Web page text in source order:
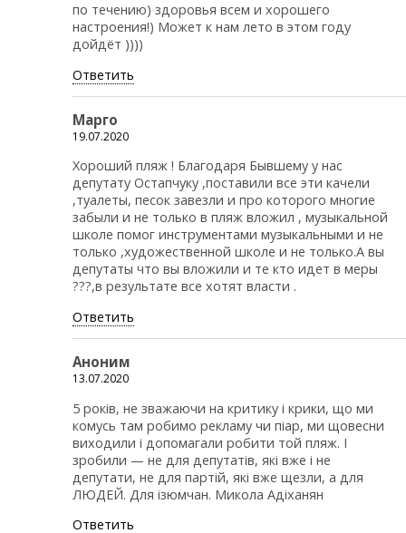
по течению) здоровья всем и хорошего
настроения!) Может к нам лето в этом году
дойдёт ))))
Ответить
Марго
19.07.2020
Хороший пляж ! Благодаря Бывшему у нас
депутату Остапчуку ,поставили все эти качели
,туалеты, песок завезли и про которого многие
забыли и не только в пляж вложил , музыкальной
школе помог инструментами музыкальными и не
только ,художественной школе и не только.А вы
депутаты что вы вложили и те кто идет в меры
???,в результате все хотят власти .
Ответить
Аноним
13.07.2020
5 років, не зважаючи на критику і крики, що ми
комусь там робимо рекламу чи піар, ми щовесни
виходили і допомагали робити той пляж. І
зробили — не для депутатів, які вже і не
депутати, не для партій, які вже щезли, а для
ЛЮДЕЙ. Для ізюмчан. Микола Адіханян
Ответить